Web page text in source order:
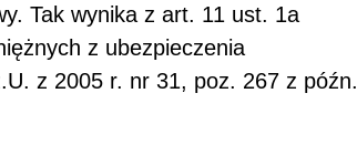
Tak wynika z art. 11 ust. 1a
z ubezpieczenia
z 2005 r. nr 31, poz. 267 z późn.